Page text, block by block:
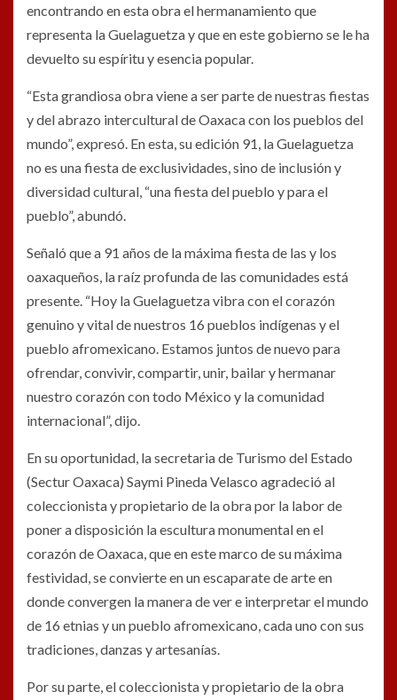
encontrando en esta obra el hermanamiento que
representa la Guelaguetza y que en este gobierno se le ha
devuelto su espíritu y esencia popular.
“Esta grandiosa obra viene a ser parte de nuestras fiestas
y del abrazo intercultural de Oaxaca con los pueblos del
mundo”, expresó. En esta, su edición 91, la Guelaguetza
no es una fiesta de exclusividades, sino de inclusión y
diversidad cultural, “una fiesta del pueblo y para el
pueblo”, abundó.
Señaló que a 91 años de la máxima fiesta de las y los
oaxaqueños, la raíz profunda de las comunidades está
presente. “Hoy la Guelaguetza vibra con el corazón
genuino y vital de nuestros 16 pueblos indígenas y el
pueblo afromexicano. Estamos juntos de nuevo para
ofrendar, convivir, compartir, unir, bailar y hermanar
nuestro corazón con todo México y la comunidad
internacional”, dijo.
En su oportunidad, la secretaria de Turismo del Estado
(Sectur Oaxaca) Saymi Pineda Velasco agradeció al
coleccionista y propietario de la obra por la labor de
poner a disposición la escultura monumental en el
corazón de Oaxaca, que en este marco de su máxima
festividad, se convierte en un escaparate de arte en
donde convergen la manera de ver e interpretar el mundo
de 16 etnias y un pueblo afromexicano, cada uno con sus
tradiciones, danzas y artesanías.
Por su parte, el coleccionista y propietario de la obra